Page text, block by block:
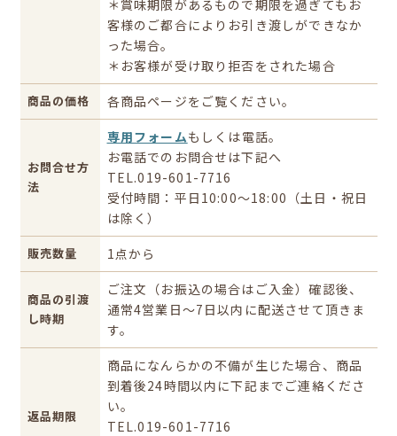
＊賞味期限があるもので期限を過ぎてもお
客様のご都合によりお引き渡しができなか
った場合。
＊お客様が受け取り拒否をされた場合
商品の価格 各商品ページをご覧ください。
お問合せ方
法
専用フォームもしくは電話。
お電話でのお問合せは下記へ
TEL.019-601-7716
受付時間：平日10:00～18:00（土日・祝日
は除く）
販売数量 1点から
商品の引渡
し時期
ご注文（お振込の場合はご入金）確認後、
通常4営業日～7日以内に配送させて頂きま
す。
返品期限
商品になんらかの不備が生じた場合、商品
到着後24時間以内に下記までご連絡くださ
い。
TEL.019-601-7716